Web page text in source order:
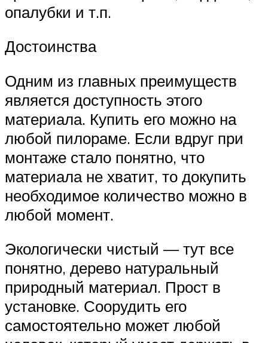
опалубки и т.п.
Достоинства
Одним из главных преимуществ
является доступность этого
материала. Купить его можно на
любой пилораме. Если вдруг при
монтаже стало понятно, что
материала не хватит, то докупить
необходимое количество можно в
любой момент.
Экологически чистый — тут все
понятно, дерево натуральный
природный материал. Прост в
установке. Соорудить его
самостоятельно может любой